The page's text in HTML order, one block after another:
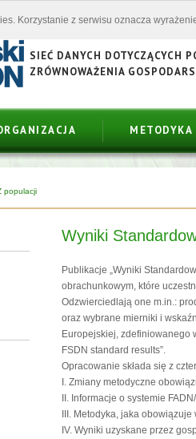
SIEĆ DANYCH DOTYCZĄCYCH
ZRÓWNOWAŻENIA
METODYKA
populacji
Wyniki
Publikacje „Wyniki
obrachunkowym, które
Odzwierciedlają one m.in.:
oraz wybrane mierniki i
Europejskiej, zdefiniowanego
FSDN standard results”.
Opracowanie składa się z
I. Zmiany metodyczne
II. Informacje o systemie
III. Metodyka, jaka obowiązuje
IV. Wyniki uzyskane przez
Korzystanie z serwisu oznacza